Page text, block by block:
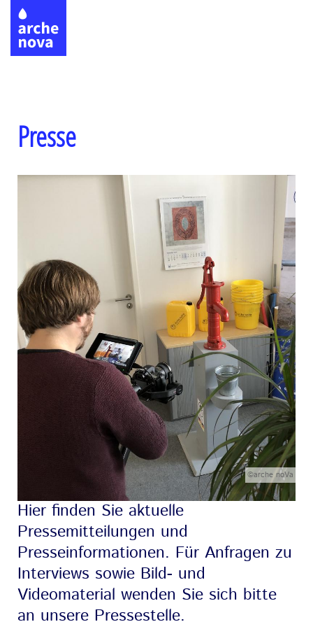
Direkt
zum
Inhalt
Presse
©arche noVa
Hier finden Sie aktuelle
Pressemitteilungen und
Presseinformationen. Für Anfragen zu
Interviews sowie Bild- und
Videomaterial wenden Sie sich bitte
an unsere Pressestelle.